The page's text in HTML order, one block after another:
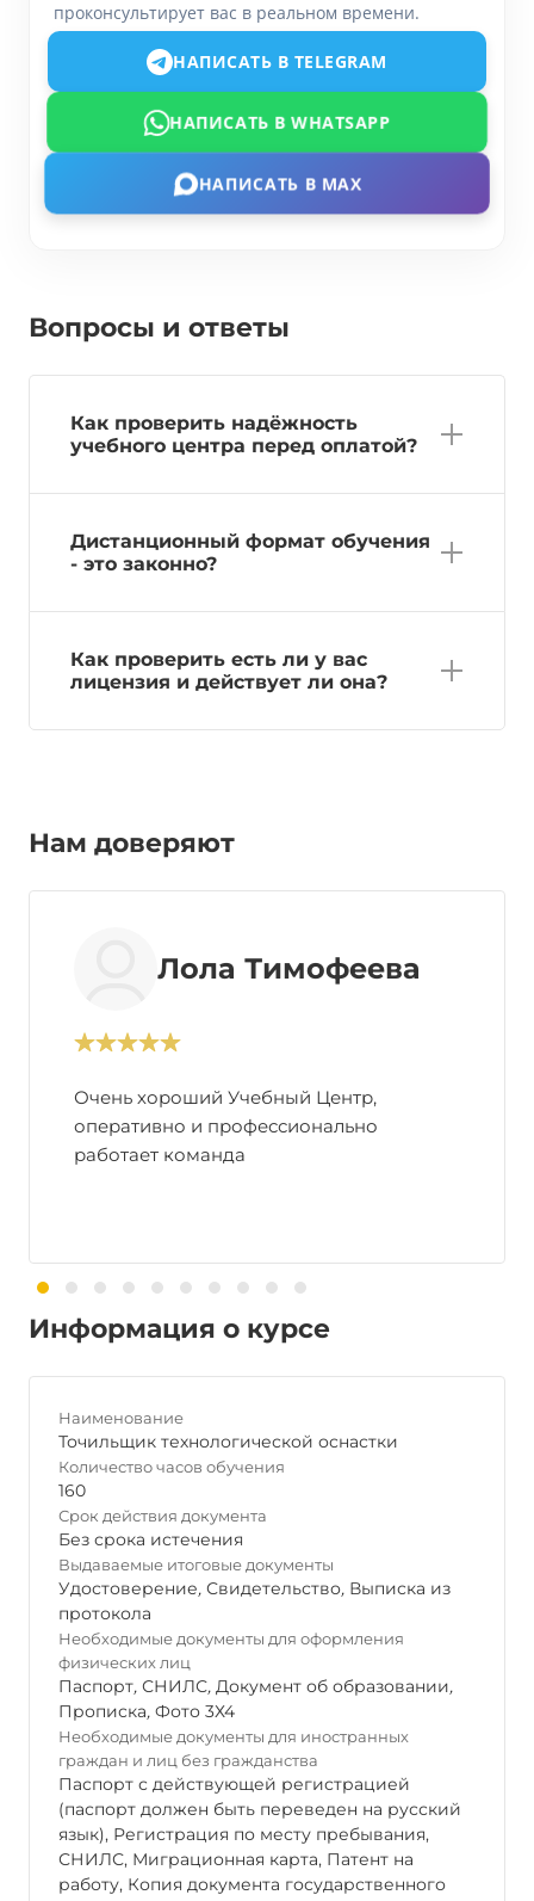
проконсультирует вас в реальном времени.
НАПИСАТЬ В TELEGRAM
НАПИСАТЬ В WHATSAPP
НАПИСАТЬ В MAX
Вопросы и ответы
Как проверить надёжность
учебного центра перед оплатой?
Дистанционный формат обучения
- это законно?
Как проверить есть ли у вас
лицензия и действует ли она?
Нам доверяют
Лола Тимофеева
Очень хороший Учебный Центр,
оперативно и профессионально
работает команда
Информация о курсе
Наименование
Точильщик технологической оснастки
Количество часов обучения
160
Срок действия документа
Без срока истечения
Выдаваемые итоговые документы
Удостоверение, Свидетельство, Выписка из
протокола
Необходимые документы для оформления
физических лиц
Паспорт, СНИЛС, Документ об образовании,
Прописка, Фото 3Х4
Необходимые документы для иностранных
граждан и лиц без гражданства
Паспорт с действующей регистрацией
(паспорт должен быть переведен на русский
язык), Регистрация по месту пребывания,
СНИЛС, Миграционная карта, Патент на
работу, Копия документа государственного